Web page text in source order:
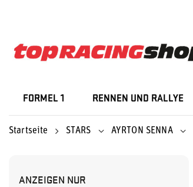
FORMEL 1 RENNEN UND RALLYE
Startseite STARS AYRTON SENNA
ANZEIGEN NUR